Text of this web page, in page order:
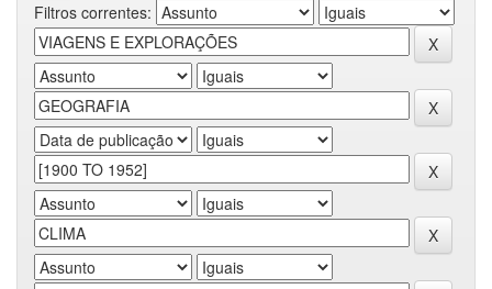
Filtros correntes: